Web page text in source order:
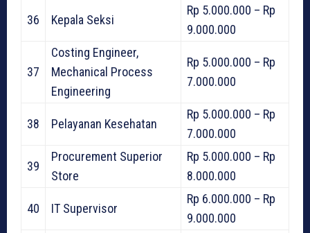
36 Kepala Seksi
Rp 5.000.000 – Rp
9.000.000
37
Costing Engineer,
Mechanical Process
Engineering
Rp 5.000.000 – Rp
7.000.000
38 Pelayanan Kesehatan
Rp 5.000.000 – Rp
7.000.000
39
Procurement Superior
Store
Rp 5.000.000 – Rp
8.000.000
40 IT Supervisor
Rp 6.000.000 – Rp
9.000.000